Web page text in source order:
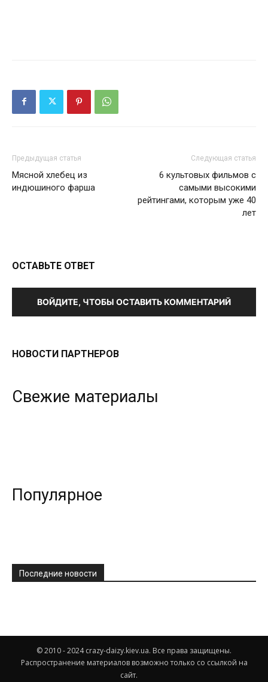
Предыдущая статья
Мясной хлебец из
индюшиного фарша
Следующая статья
6 культовых фильмов с
самыми высокими
рейтингами, которым уже 40
лет
ОСТАВЬТЕ ОТВЕТ
ВОЙДИТЕ, ЧТОБЫ ОСТАВИТЬ КОММЕНТАРИЙ
НОВОСТИ ПАРТНЕРОВ
Свежие материалы
Популярное
Последние новости
© 2010 - 2024 crazy-daizy.kiev.ua. Все права защищены.
Распространение материалов возможно только со ссылкой на
сайт.